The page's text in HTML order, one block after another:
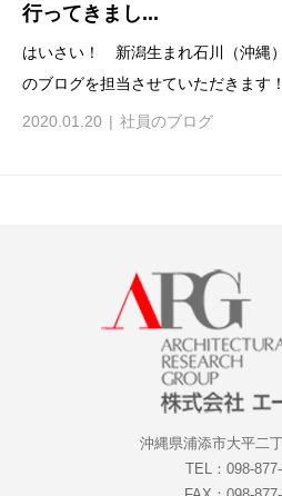
行ってきまし...
はいさい！ 新潟生まれ石川（沖縄
のブログを担当させていただきます
2020.01.20 社員のブログ
沖縄県浦添市大平二
TEL：098-